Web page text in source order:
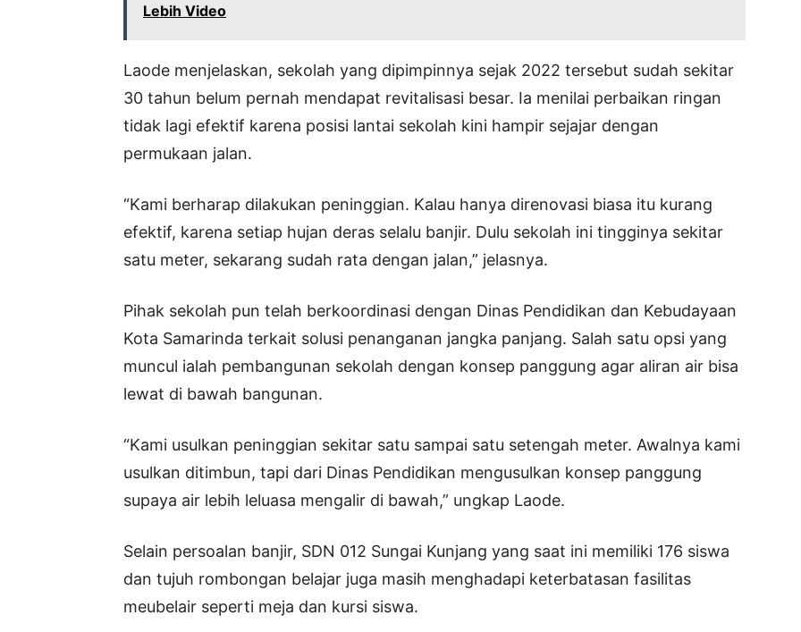
Lebih Video
Laode menjelaskan, sekolah yang dipimpinnya sejak 2022 tersebut sudah sekitar
30 tahun belum pernah mendapat revitalisasi besar. Ia menilai perbaikan ringan
tidak lagi efektif karena posisi lantai sekolah kini hampir sejajar dengan
permukaan jalan.
“Kami berharap dilakukan peninggian. Kalau hanya direnovasi biasa itu kurang
efektif, karena setiap hujan deras selalu banjir. Dulu sekolah ini tingginya sekitar
satu meter, sekarang sudah rata dengan jalan,” jelasnya.
Pihak sekolah pun telah berkoordinasi dengan Dinas Pendidikan dan Kebudayaan
Kota Samarinda terkait solusi penanganan jangka panjang. Salah satu opsi yang
muncul ialah pembangunan sekolah dengan konsep panggung agar aliran air bisa
lewat di bawah bangunan.
“Kami usulkan peninggian sekitar satu sampai satu setengah meter. Awalnya kami
usulkan ditimbun, tapi dari Dinas Pendidikan mengusulkan konsep panggung
supaya air lebih leluasa mengalir di bawah,” ungkap Laode.
Selain persoalan banjir, SDN 012 Sungai Kunjang yang saat ini memiliki 176 siswa
dan tujuh rombongan belajar juga masih menghadapi keterbatasan fasilitas
meubelair seperti meja dan kursi siswa.